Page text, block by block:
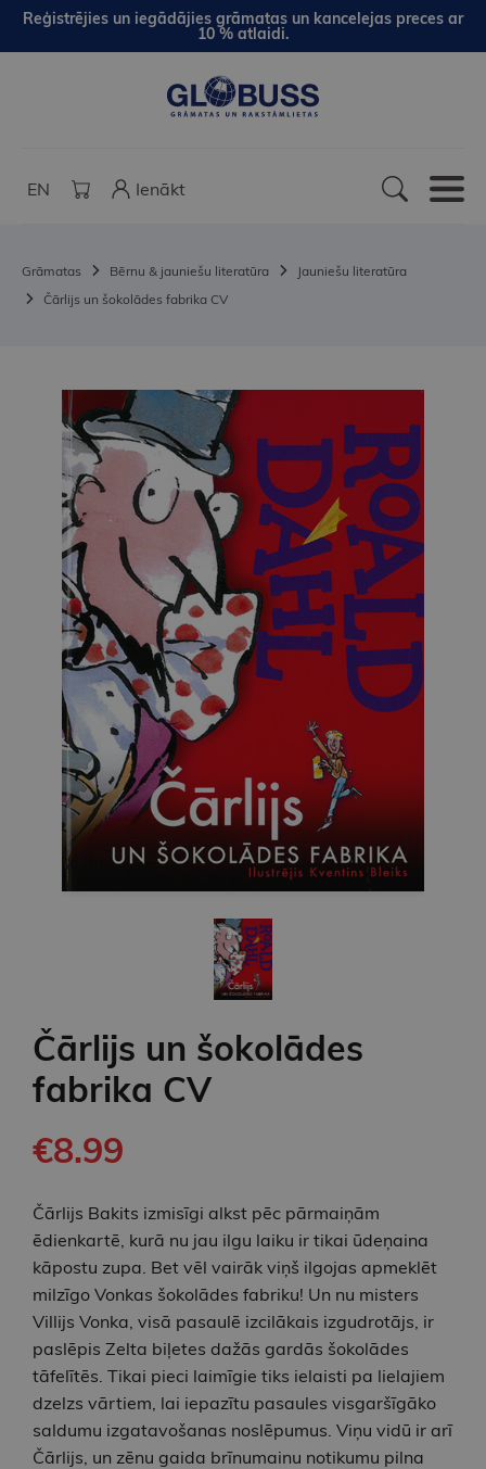
Reģistrējies un iegādājies grāmatas un kancelejas preces ar
10 % atlaidi.
EN Ienākt
Grāmatas Bērnu & jauniešu literatūra
Jauniešu literatūra
Čārlijs un šokolādes fabrika CV
Čārlijs un šokolādes
fabrika CV
€8.99
Čārlijs Bakits izmisīgi alkst pēc pārmaiņām
ēdienkartē, kurā nu jau ilgu laiku ir tikai ūdeņaina
kāpostu zupa. Bet vēl vairāk viņš ilgojas apmeklēt
milzīgo Vonkas šokolādes fabriku! Un nu misters
Villijs Vonka, visā pasaulē izcilākais izgudrotājs, ir
paslēpis Zelta biļetes dažās gardās šokolādes
tāfelītēs. Tikai pieci laimīgie tiks ielaisti pa lielajiem
dzelzs vārtiem, lai iepazītu pasaules visgaršīgāko
saldumu izgatavošanas noslēpumus. Viņu vidū ir arī
Čārlijs, un zēnu gaida brīnumainu notikumu pilna